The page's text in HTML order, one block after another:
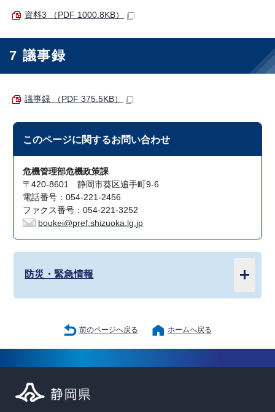
資料3 （PDF 1000.8KB）
7 議事録
議事録 （PDF 375.5KB）
このページに関するお問い合わせ
危機管理部危機政策課
〒420-8601 静岡市葵区追手町9-6
電話番号：054-221-2456
ファクス番号：054-221-3252
boukei@pref.shizuoka.lg.jp
防災・緊急情報
前のページへ戻る ホームへ戻る